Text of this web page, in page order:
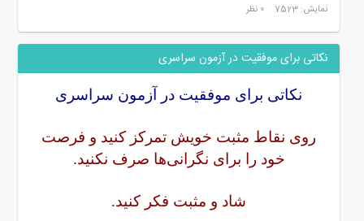
نمایش: 7523
0 نظر
نکاتی برای موفقیت در آزمون سراسری
نکاتی برای موفقیت در آزمون سراسری
روی نقاط مثبت خویش تمرکز کنید و فرصت
خود را برای نگرانی‌ها صرف نکنید.
شاد و مثبت فکر کنید.